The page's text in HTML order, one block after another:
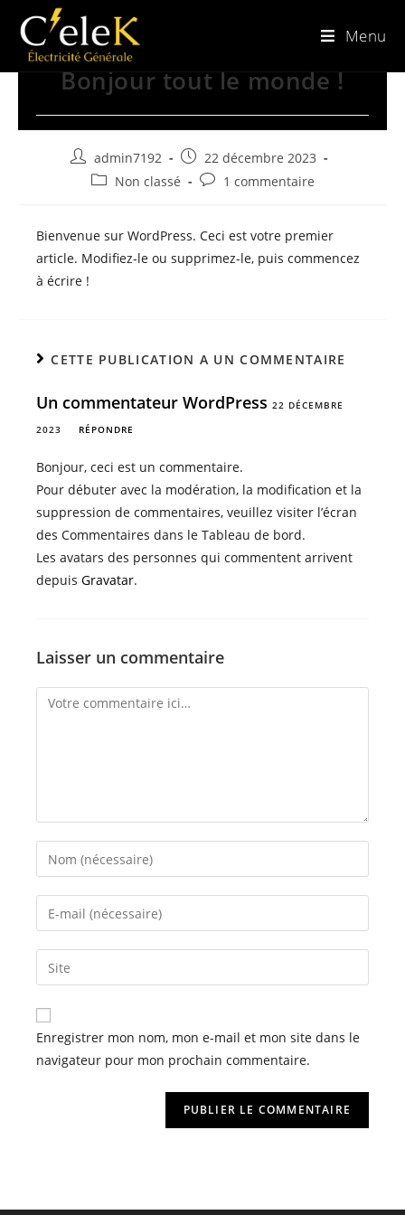
Menu
Bonjour tout le monde !
admin7192
22 décembre 2023
Non classé
1 commentaire
Bienvenue sur WordPress. Ceci est votre premier
article. Modifiez-le ou supprimez-le, puis commencez
à écrire !
CETTE PUBLICATION A UN COMMENTAIRE
Un commentateur WordPress 22 DÉCEMBRE
2023
RÉPONDRE
Bonjour, ceci est un commentaire.
Pour débuter avec la modération, la modification et la
suppression de commentaires, veuillez visiter l’écran
des Commentaires dans le Tableau de bord.
Les avatars des personnes qui commentent arrivent
depuis Gravatar.
Laisser un commentaire
Enregistrer mon nom, mon e-mail et mon site dans le
navigateur pour mon prochain commentaire.